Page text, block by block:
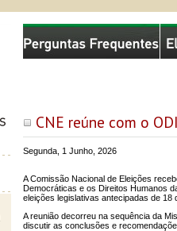
CNE reúne com o
Segunda, 1 Junho, 2026
A Comissão Nacional de Eleições
Democráticas e os Direitos Humanos
eleições legislativas antecipadas de 18
A reunião decorreu na sequência da
discutir as conclusões e
Comissão Nacional de Eleições